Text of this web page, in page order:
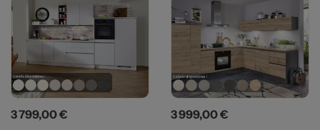
Prix
3 799,00 €
Prix
3 999,00 €